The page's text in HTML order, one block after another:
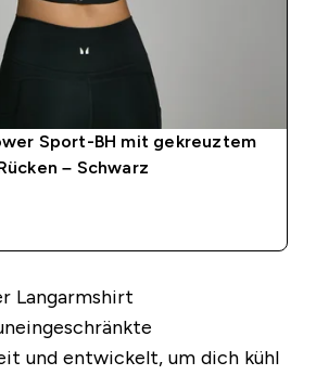
Sport-BH mit gekreuztem
– Schwarz
Langarmshirt
und entwickelt, um dich kühl